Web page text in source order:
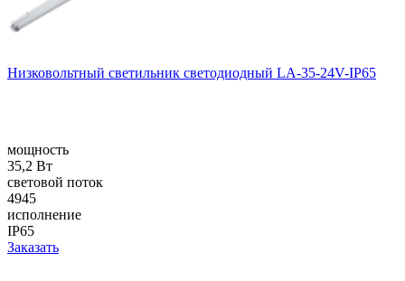
Низковольтный светильник светодиодный LA-35-24V-IP65
мощность
35,2 Вт
световой поток
4945
исполнение
IP65
Заказать